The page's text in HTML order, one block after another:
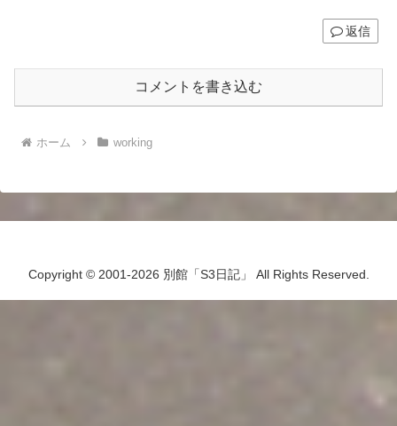
返信
コメントを書き込む
ホーム working
Copyright © 2001-2026 別館「S3日記」 All Rights Reserved.